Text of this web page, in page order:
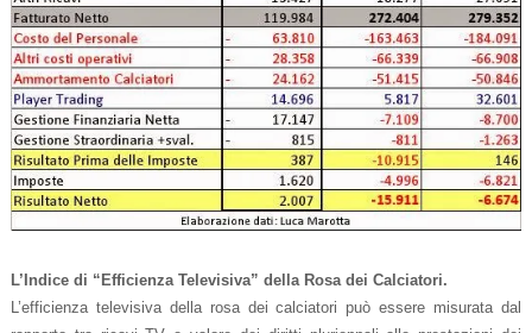
L’Indice di “Efficienza Televisiva” della Rosa dei Calciatori.
L’efficienza televisiva della rosa dei calciatori può essere misurata dal